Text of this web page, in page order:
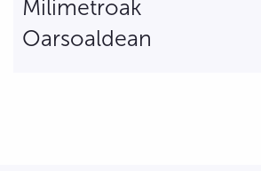
Milimetroak
Oarsoaldean